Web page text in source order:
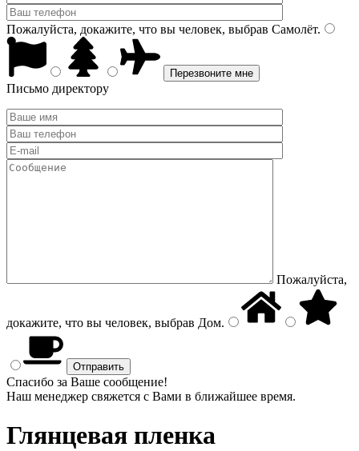
Пожалуйста, докажите, что вы человек, выбрав Самолёт.
Письмо директору
Пожалуйста,
докажите, что вы человек, выбрав Дом.
Спасибо за Ваше сообщение!
Наш менеджер свяжется с Вами в ближайшее время.
Глянцевая пленка